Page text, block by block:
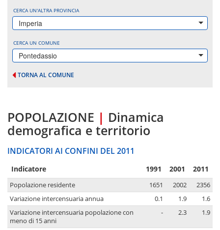
CERCA UN'ALTRA PROVINCIA
Imperia
CERCA UN COMUNE
Pontedassio
TORNA AL COMUNE
POPOLAZIONE | Dinamica
demografica e territorio
INDICATORI AI CONFINI DEL 2011
Indicatore 1991 2001 2011
Popolazione residente 1651 2002
2356
Variazione intercensuaria annua
0.1 1.9
1.6
Variazione intercensuaria popolazione con
meno di 15 anni
- 2.3 1.9